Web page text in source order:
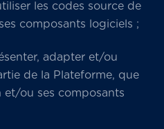
les codes source de
composants logiciels ;
adapter et/ou
de la Plateforme, que
et/ou ses composants